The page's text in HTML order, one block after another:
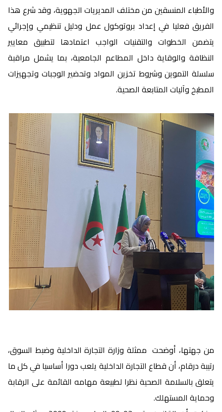
والأطباء المنسقين من مختلف المديريات الجهوية، وقد شرع هذا
الفريق فعليا في إعداد بروتوكول عمل ودليل تنظيمي وإجرائي
يتضمن الخطوات والتقنيات الواجب اعتمادها لتطبيق معايير
النظافة والوقاية داخل المطاعم الجامعية، بما يشمل مراقبة
سلسلة التموين وشروط تخزين المواد وتحضير الوجبات وتجهيزات
المطبخ وآليات المتابعة الصحية.
من جهتها، أوضحت ممثلة وزارة التجارة الداخلية وضبط السوق،
رتيبة درقام، أن قطاع التجارة الداخلية يلعب دورا أساسيا في كل ما
يتعلق بالسلامة الصحية نظرا لطبيعة مهامه القائمة على الرقابة
وحماية المستهلك.